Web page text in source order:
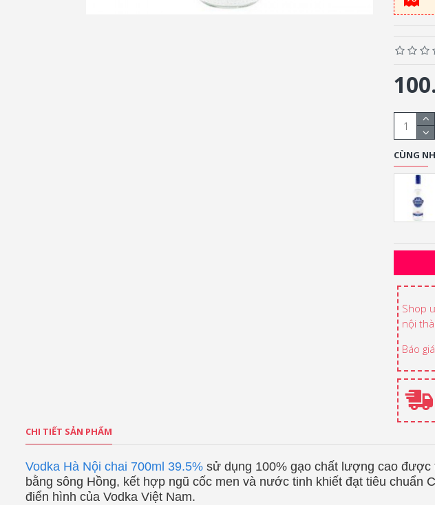
CÙNG
Shop
nội
Báo
CHI TIẾT SẢN PHẨM
Vodka Hà Nội chai 700ml 39.5% sử dụng 100% gạo chất lượng cao
bằng sông Hồng, kết hợp ngũ cốc men và nước tinh khiết đạt tiêu
điển hình của Vodka Việt Nam.